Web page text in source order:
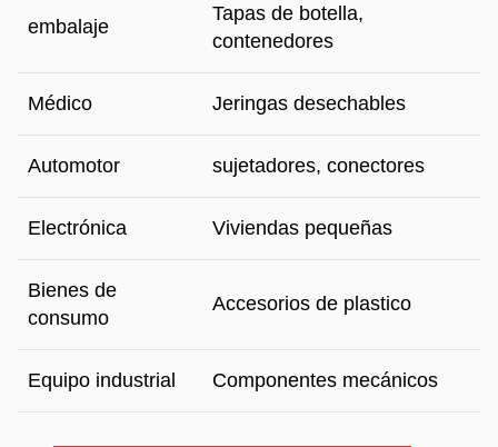
embalaje
Tapas de botella,
contenedores
Médico Jeringas desechables
Automotor sujetadores, conectores
Electrónica Viviendas pequeñas
Bienes de
consumo
Accesorios de plastico
Equipo industrial Componentes mecánicos